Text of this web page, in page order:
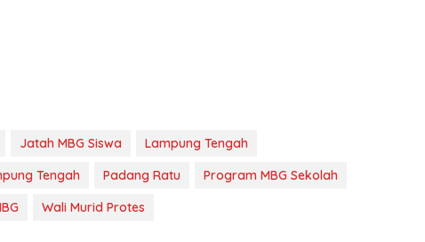
Jatah MBG Siswa
Lampung Tengah
Tengah Padang Ratu
Program MBG Sekolah
Wali Murid Protes